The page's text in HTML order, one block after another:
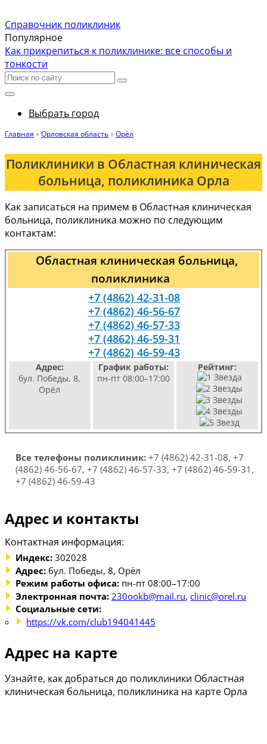
Справочник поликлиник
Популярное
Как прикрепиться к поликлинике: все способы и
тонкости
Выбрать город
Главная »Орловская область»Орёл
Поликлиники в Областная клиническая
больница, поликлиника Орла
Как записаться на примем в Областная клиническая
больница, поликлиника можно по следующим
контактам:
Областная клиническая больница,
поликлиника
+7 (4862) 42-31-08
+7 (4862) 46-56-67
+7 (4862) 46-57-33
+7 (4862) 46-59-31
+7 (4862) 46-59-43
Адрес:
бул. Победы, 8,
Орёл
График работы:
пн-пт 08:00–17:00
Рейтинг:
Все телефоны поликлиник: +7 (4862) 42-31-08, +7
(4862) 46-56-67, +7 (4862) 46-57-33, +7 (4862) 46-59-31,
+7 (4862) 46-59-43
Адрес и контакты
Контактная информация:
Индекс: 302028
Адрес: бул. Победы, 8, Орёл
Режим работы офиса: пн-пт 08:00–17:00
Электронная почта: 230ookb@mail.ru, clinic@orel.ru
Социальные сети:
https://vk.com/club194041445
Адрес на карте
Узнайте, как добраться до поликлиники Областная
клиническая больница, поликлиника на карте Орла